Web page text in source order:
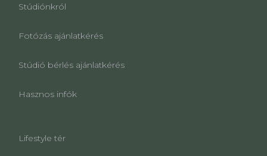
Stúdiónkról
Fotózás ajánlatkérés
Stúdió bérlés ajánlatkérés
Hasznos infók
Lifestyle tér